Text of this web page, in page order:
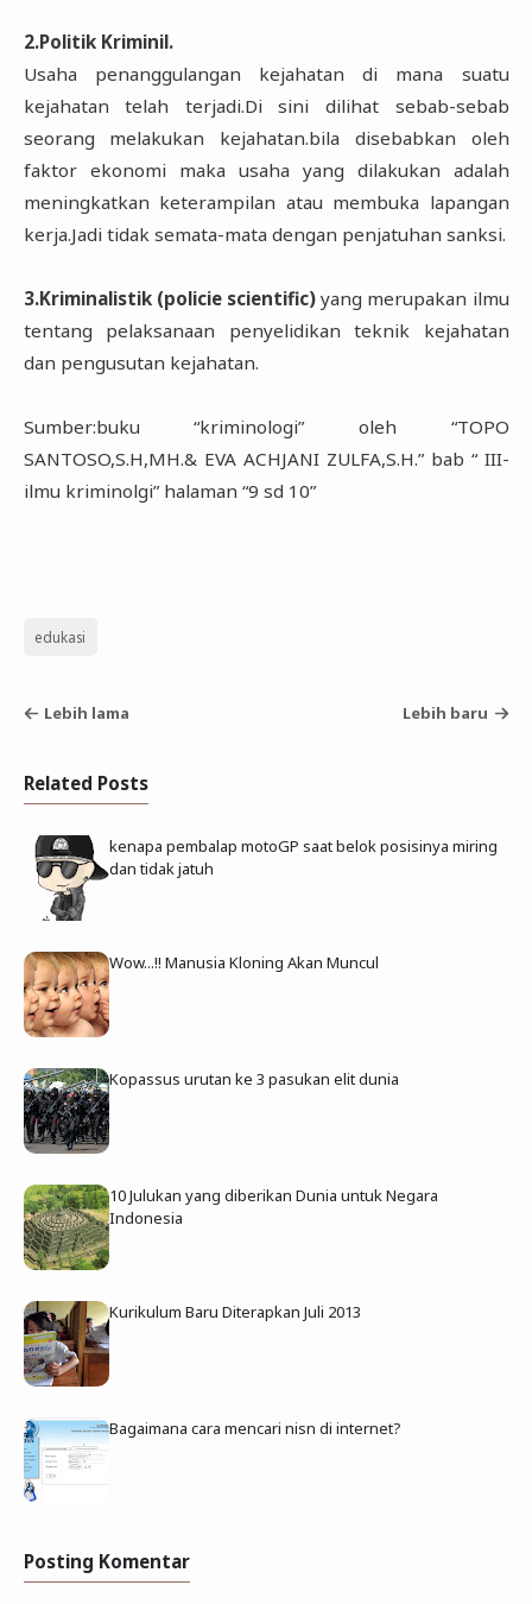
2.Politik Kriminil.
Usaha penanggulangan kejahatan di mana suatu
kejahatan telah terjadi.Di sini dilihat sebab-sebab
seorang melakukan kejahatan.bila disebabkan oleh
faktor ekonomi maka usaha yang dilakukan adalah
meningkatkan keterampilan atau membuka lapangan
kerja.Jadi tidak semata-mata dengan penjatuhan sanksi.
3.Kriminalistik (policie scientific)yang merupakan ilmu
tentang pelaksanaan penyelidikan teknik kejahatan
dan pengusutan kejahatan.
Sumber:buku “kriminologi” oleh “TOPO
SANTOSO,S.H,MH.& EVA ACHJANI ZULFA,S.H.” bab “ III-
ilmu kriminolgi” halaman “9 sd 10”
edukasi
Lebih lama Lebih baru
Related Posts
kenapa pembalap motoGP saat belok posisinya miring
dan tidak jatuh
Wow...!! Manusia Kloning Akan Muncul
Kopassus urutan ke 3 pasukan elit dunia
10 Julukan yang diberikan Dunia untuk Negara
Indonesia
Kurikulum Baru Diterapkan Juli 2013
Bagaimana cara mencari nisn di internet?
Posting Komentar